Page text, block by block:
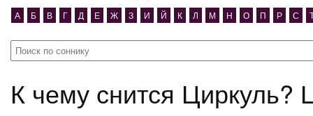
А Б В Г Д Е Ж З И Й К Л М Н О П Р С
К чему снится Циркуль?